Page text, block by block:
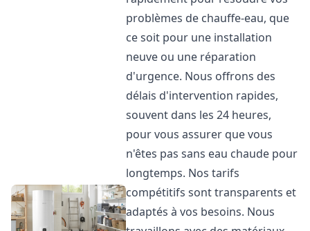
problèmes de chauffe-eau, que
ce soit pour une installation
neuve ou une réparation
d'urgence. Nous offrons des
délais d'intervention rapides,
souvent dans les 24 heures,
pour vous assurer que vous
n'êtes pas sans eau chaude pour
longtemps. Nos tarifs
compétitifs sont transparents et
adaptés à vos besoins. Nous